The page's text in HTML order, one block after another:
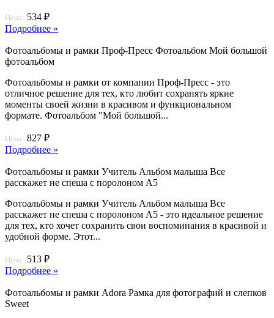
Цена: 534 ₽
Подробнее »
Фотоальбомы и рамки Проф-Пресс Фотоальбом Мой большой
фотоальбом
Фотоальбомы и рамки от компании Проф-Пресс - это
отличное решение для тех, кто любит сохранять яркие
моменты своей жизни в красивом и функциональном
формате. Фотоальбом "Мой большой...
Цена: 827 ₽
Подробнее »
Фотоальбомы и рамки Учитель Альбом малыша Все
расскажет не спеша с поролоном А5
Фотоальбомы и рамки Учитель Альбом малыша Все
расскажет не спеша с поролоном А5 - это идеальное решение
для тех, кто хочет сохранить свои воспоминания в красивой и
удобной форме. Этот...
Цена: 513 ₽
Подробнее »
Фотоальбомы и рамки Adora Рамка для фотографий и слепков
Sweet